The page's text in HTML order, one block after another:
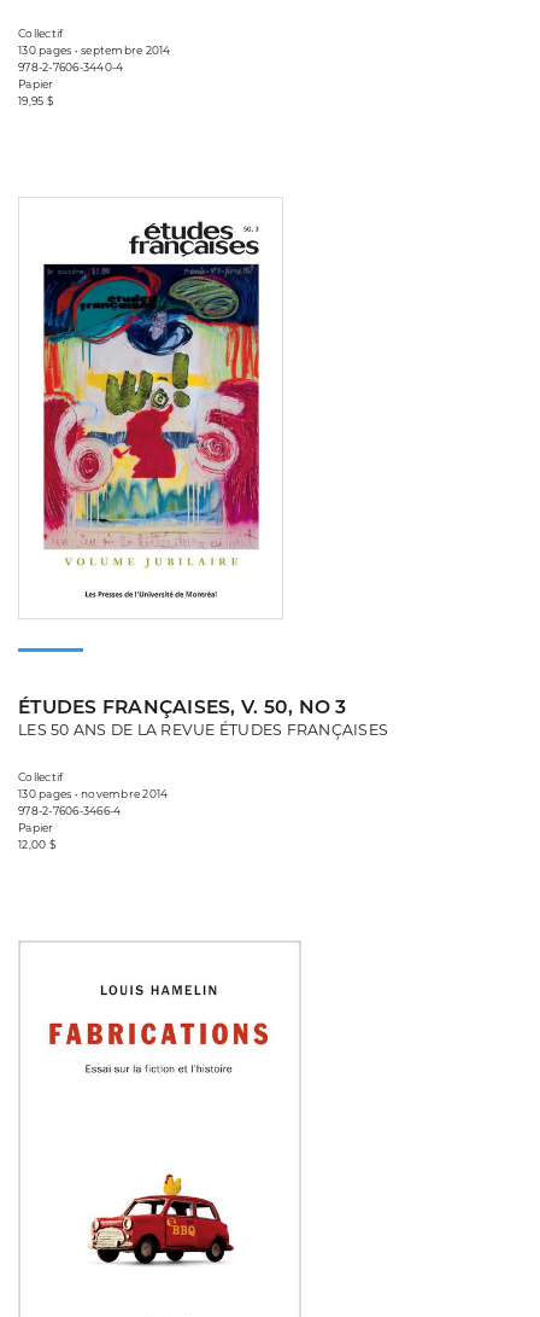
Collectif
130 pages • septembre 2014
978-2-7606-3440-4
Papier
19,95 $
ÉTUDES FRANÇAISES, V. 50, NO 3
LES 50 ANS DE LA REVUE ÉTUDES FRANÇAISES
Collectif
130 pages • novembre 2014
978-2-7606-3466-4
Papier
12,00 $